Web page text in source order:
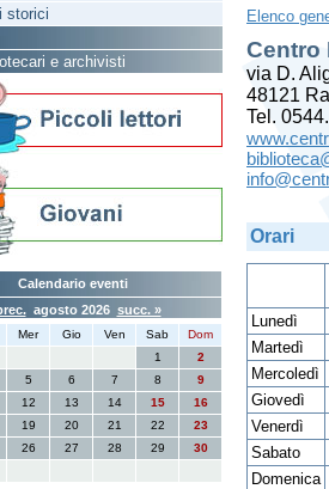
Elenco
Centro
via D.
48121
Tel.
Orari
Lunedì
Martedì
Mercoledì
Giovedì
Venerdì
Sabato
Domenica
storici
e archivisti
Calendario eventi
agosto 2026 succ. »
Mer Gio Ven Sab
Dom
1
2
5 6 7 8
9
12 13 14 15
16
19 20 21 22
23
26 27 28 29
30